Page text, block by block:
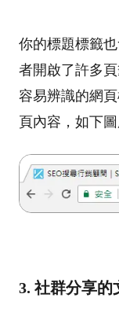
你的標題標籤
者開啟了許多
容易辨識的網
頁內容，如下圖
3. 社群分享的